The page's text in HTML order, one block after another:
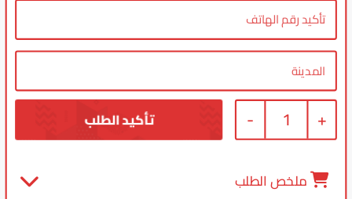
+
1
-
ملخص الطلب